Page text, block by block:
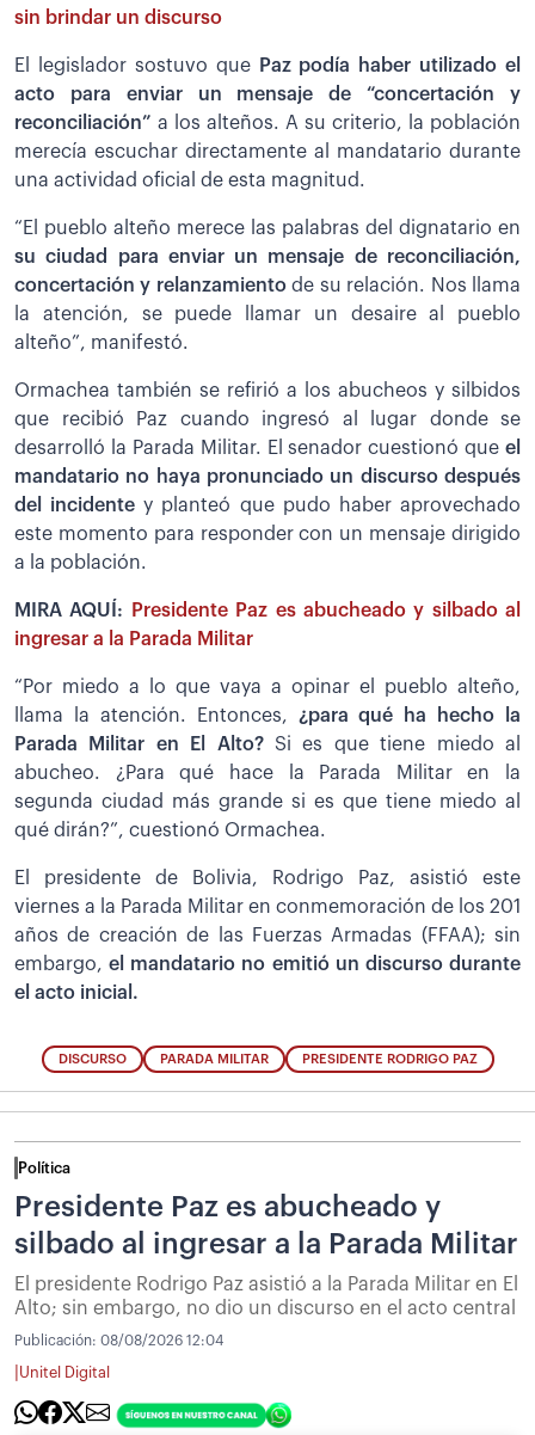
sin brindar un discurso
El legislador sostuvo que
Paz podía haber utilizado el
acto para enviar un mensaje de “concertación y
reconciliación” a los alteños. A su criterio, la población
merecía escuchar directamente al mandatario durante
una actividad oficial de esta magnitud.
“El pueblo alteño merece las palabras del dignatario en
su ciudad para enviar un mensaje de reconciliación,
concertación y relanzamientode su relación. Nos llama
la atención, se puede llamar un desaire al pueblo
alteño”, manifestó.
Ormachea también se refirió a los abucheos y silbidos
que recibió Paz cuando ingresó al lugar donde se
desarrolló la Parada Militar. El senador cuestionó que el
mandatario no haya pronunciado un discurso después
del incidentey planteó que pudo haber aprovechado
este momento para responder con un mensaje dirigido
a la población.
MIRA AQUÍ:
Presidente Paz es abucheado y silbado al
ingresar a la Parada Militar
“Por miedo a lo que vaya a opinar el pueblo alteño,
llama la atención. Entonces, ¿para qué ha hecho la
Parada Militar en El Alto? Si es que tiene miedo al
abucheo. ¿Para qué hace la Parada Militar en la
segunda ciudad más grande si es que tiene miedo al
qué dirán?”, cuestionó Ormachea.
El presidente de Bolivia, Rodrigo Paz, asistió este
viernes a la Parada Militar en conmemoración de los 201
años de creación de las Fuerzas Armadas (FFAA); sin
embargo,el mandatario no emitió un discurso durante
el acto inicial.
DISCURSO PARADA MILITAR PRESIDENTE RODRIGO PAZ
Política
Presidente Paz es abucheado y
silbado al ingresar a la Parada Militar
El presidente Rodrigo Paz asistió a la Parada Militar en El
Alto; sin embargo, no dio un discurso en el acto central
Publicación: 08/08/2026 12:04
Unitel Digital